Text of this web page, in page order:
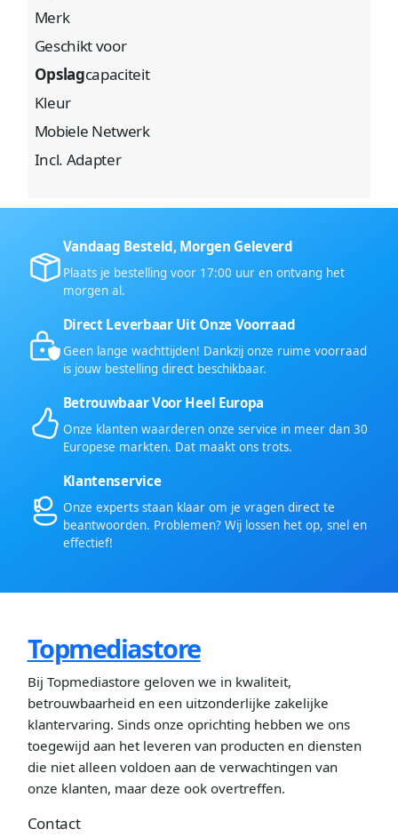
Merk
Geschikt voor
Opslagcapaciteit
Kleur
Mobiele Netwerk
Incl. Adapter
Vandaag Besteld, Morgen Geleverd
Plaats je bestelling voor 17:00 uur en ontvang het
morgen al.
Direct Leverbaar Uit Onze Voorraad
Geen lange wachttijden! Dankzij onze ruime voorraad
is jouw bestelling direct beschikbaar.
Betrouwbaar Voor Heel Europa
Onze klanten waarderen onze service in meer dan 30
Europese markten. Dat maakt ons trots.
Klantenservice
Onze experts staan klaar om je vragen direct te
beantwoorden. Problemen? Wij lossen het op, snel en
effectief!
Topmediastore
Bij Topmediastore geloven we in kwaliteit,
betrouwbaarheid en een uitzonderlijke zakelijke
klantervaring. Sinds onze oprichting hebben we ons
toegewijd aan het leveren van producten en diensten
die niet alleen voldoen aan de verwachtingen van
onze klanten, maar deze ook overtreffen.
Contact